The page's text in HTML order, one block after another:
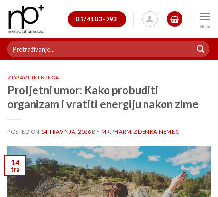
content
01/4103-793
Pretraži:
ZDRAVLJE I NJEGA
Proljetni umor: Kako probuditi
organizam i vratiti energiju nakon zime
POSTED ON 14 TRAVNJA, 2026 BY MR.PHARM. ZDENKA NEMEC
14
tra